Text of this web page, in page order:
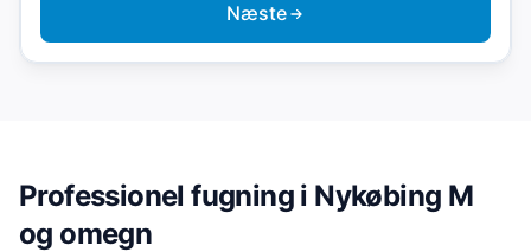
Næste
Professionel fugning i Nykøbing M
og omegn